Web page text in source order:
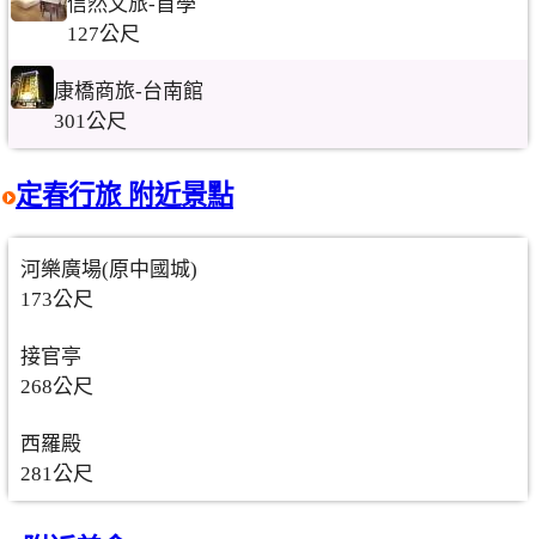
127公尺
康橋商旅-台南館
301公尺
定春行旅 附近景點
河樂廣場(原中國城)
173公尺
接官亭
268公尺
西羅殿
281公尺